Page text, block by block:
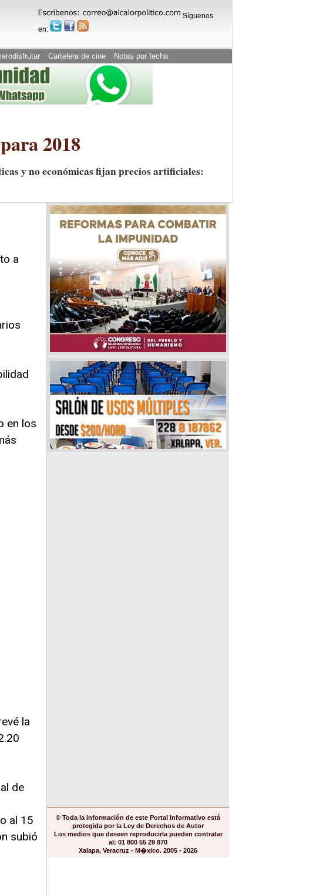
Síguenos
en:
Cartelera de cine Notas por fecha
2018
y no económicas fijan precios artificiales:
a
en los
la
de
al 15
subió
© Toda la información de este Portal Informativo está
protegida por la Ley de Derechos de Autor
Los medios que deseen reproducirla pueden contratar
al: 01 800 55 29 870
Xalapa, Veracruz - M�xico. 2005 - 2026